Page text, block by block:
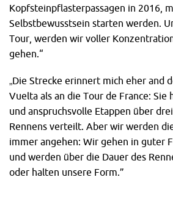
Kopfsteinpflasterpassagen in 2016,
Selbstbewusstsein starten werden.
Tour, werden wir voller
gehen.“
„Die Strecke erinnert mich eher and
Vuelta als an die Tour de France: Sie
und anspruchsvolle Etappen über
Rennens verteilt. Aber wir werden
immer angehen: Wir gehen in guter
und werden über die Dauer des
oder halten unsere Form.”